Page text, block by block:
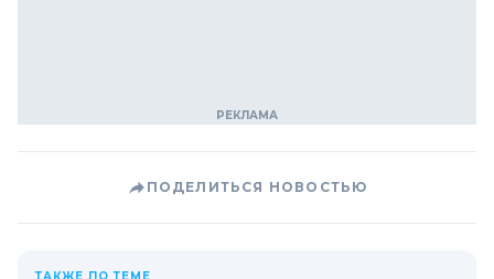
ПОДЕЛИТЬСЯ НОВОСТЬЮ